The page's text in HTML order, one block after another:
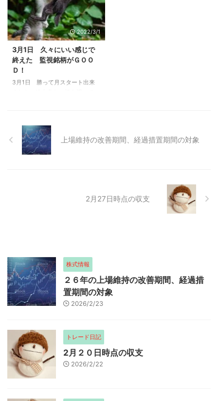
2022/3/1
3月1日 久々にいい感じで
終えた 監視銘柄がＧＯＯ
Ｄ！
3月1日 勝って月スタート出来
上場維持の改善期間、経過措置期間の対象
2月27日時点の収支
株式情報
２６年の上場維持の改善期間、経過措
置期間の対象
2026/2/23
トレード日記
2月２０日時点の収支
2026/2/22